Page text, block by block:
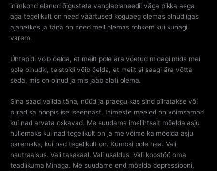
inimkond elanud õigusteta vanglaplaneedil väga pikka aega
aga tegelikult on need väärtused koguaeg olemas olnud igas
ajahetkes ja täna on need meil olemas rohkem kui kunagi
varem.
Ühtepidi võib öelda, et meilt pole ära võetud midagi mida meil
pole olnudki, teistpidi võib öelda, et meilt ei saagi ära võtta
seda, mis on olnud ja mis jääb alati olema.
Sina saad valida täna, nüüd ja praegu kas sind piiratakse või
piirad sa hoopis ise iseennast. Inimeste meeled on võimsamad
kui nad arvata oskavad. Me suudame imelihtsalt mõelda asju
hullemaks kui nad tegelikult on ja me võime ka mõelda asju
paremaks, kui nad tegelikult on. Kumbki pole hea. Vali
neutraalsus. Vali tasakaal. Vali usaldus. Vali koostöö oma
teadlikuma Minaga. Me suudame end mõelda depressiooni,